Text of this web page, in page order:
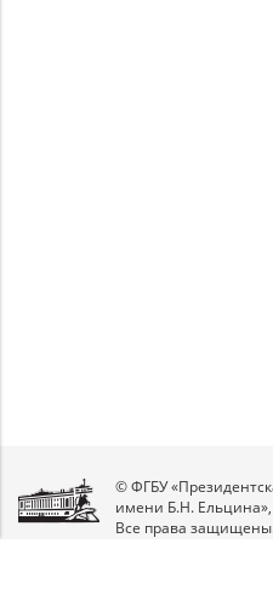
© ФГБУ
имени Б.Н.
Все права